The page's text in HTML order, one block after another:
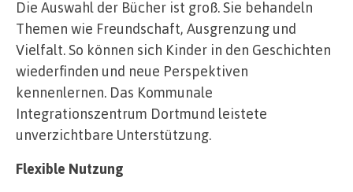
Die Auswahl der Bücher ist groß. Sie behandeln
Themen wie Freundschaft, Ausgrenzung und
Vielfalt. So können sich Kinder in den Geschichten
wiederfinden und neue Perspektiven
kennenlernen. Das Kommunale
Integrationszentrum Dortmund leistete
unverzichtbare Unterstützung.
Flexible Nutzung